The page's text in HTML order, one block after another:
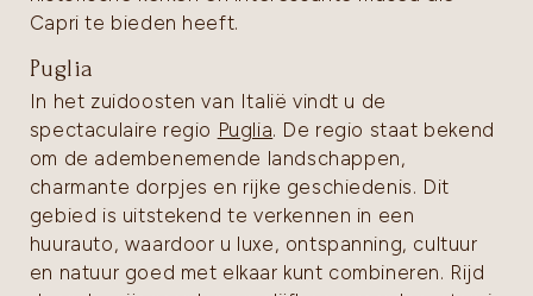
Capri te bieden heeft.
Puglia
In het zuidoosten van Italië vindt u de
spectaculaire regio Puglia. De regio staat bekend
om de adembenemende landschappen,
charmante dorpjes en rijke geschiedenis. Dit
gebied is uitstekend te verkennen in een
huurauto, waardoor u luxe, ontspanning, cultuur
en natuur goed met elkaar kunt combineren. Rijd